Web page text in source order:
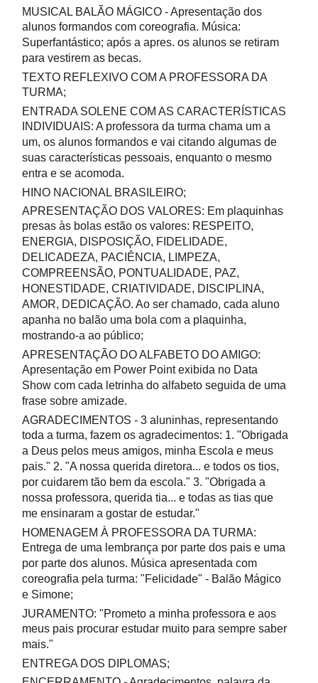
MUSICAL BALÃO MÁGICO - Apresentação dos
alunos formandos com coreografia. Música:
Superfantástico; após a apres. os alunos se retiram
para vestirem as becas.
TEXTO REFLEXIVO COM A PROFESSORA DA
TURMA;
ENTRADA SOLENE COM AS CARACTERÍSTICAS
INDIVIDUAIS: A professora da turma chama um a
um, os alunos formandos e vai citando algumas de
suas características pessoais, enquanto o mesmo
entra e se acomoda.
HINO NACIONAL BRASILEIRO;
APRESENTAÇÃO DOS VALORES: Em plaquinhas
presas às bolas estão os valores: RESPEITO,
ENERGIA, DISPOSIÇÃO, FIDELIDADE,
DELICADEZA, PACIÊNCIA, LIMPEZA,
COMPREENSÃO, PONTUALIDADE, PAZ,
HONESTIDADE, CRIATIVIDADE, DISCIPLINA,
AMOR, DEDICAÇÃO. Ao ser chamado, cada aluno
apanha no balão uma bola com a plaquinha,
mostrando-a ao público;
APRESENTAÇÃO DO ALFABETO DO AMIGO:
Apresentação em Power Point exibida no Data
Show com cada letrinha do alfabeto seguida de uma
frase sobre amizade.
AGRADECIMENTOS - 3 aluninhas, representando
toda a turma, fazem os agradecimentos: 1. "Obrigada
a Deus pelos meus amigos, minha Escola e meus
pais." 2. "A nossa querida diretora... e todos os tios,
por cuidarem tão bem da escola." 3. "Obrigada a
nossa professora, querida tia... e todas as tias que
me ensinaram a gostar de estudar."
HOMENAGEM À PROFESSORA DA TURMA:
Entrega de uma lembrança por parte dos pais e uma
por parte dos alunos. Música apresentada com
coreografia pela turma: "Felicidade" - Balão Mágico
e Simone;
JURAMENTO: "Prometo a minha professora e aos
meus pais procurar estudar muito para sempre saber
mais."
ENTREGA DOS DIPLOMAS;